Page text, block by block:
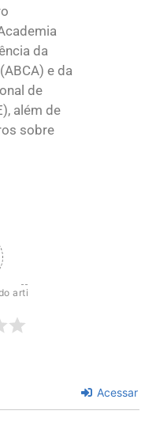
da
e da
de
além de
sobre
arti
Acessar